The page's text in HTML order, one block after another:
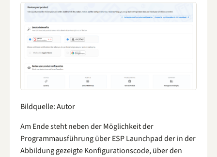
Bildquelle: Autor
Am Ende steht neben der Möglichkeit der
Programmausführung über ESP Launchpad der in der
Abbildung gezeigte Konfigurationscode, über den